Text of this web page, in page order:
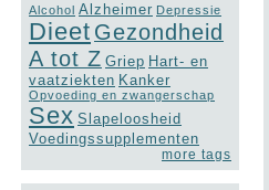
Alcohol Alzheimer Depressie
Dieet Gezondheid
A tot Z Griep Hart- en
vaatziekten Kanker
Opvoeding en zwangerschap
Sex Slapeloosheid
Voedingssupplementen
more tags